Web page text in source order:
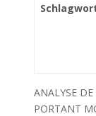
ANALYSE
PORTANT